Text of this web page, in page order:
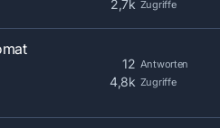
Zugriffe
2,7k
Antworten
12
Zugriffe
4,8k